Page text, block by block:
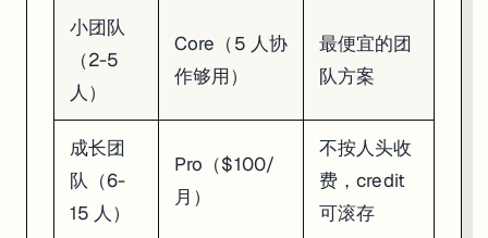
小团队
（2-5
人）
Core（5 人协
作够用）
最便宜的团
队方案
成长团
队（6-
15 人）
Pro（$100/
月）
不按人头收
费，credit
可滚存